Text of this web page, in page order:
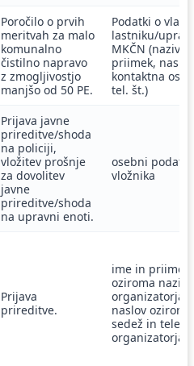
Poročilo o prvih
meritvah za malo
komunalno
čistilno napravo
z zmogljivostjo
manjšo od 50 PE.
Podatki o
lastniku/
MKČN (naziv/
priimek,
kontaktna
tel. št.)
Prijava javne
prireditve/shoda
na policiji,
vložitev prošnje
za dovolitev
javne
prireditve/shoda
na upravni enoti.
osebni podatki
vložnika
Prijava
prireditve.
ime in priimek
oziroma naziv
organizatorja,
naslov oziroma
sedež in
organizatorja